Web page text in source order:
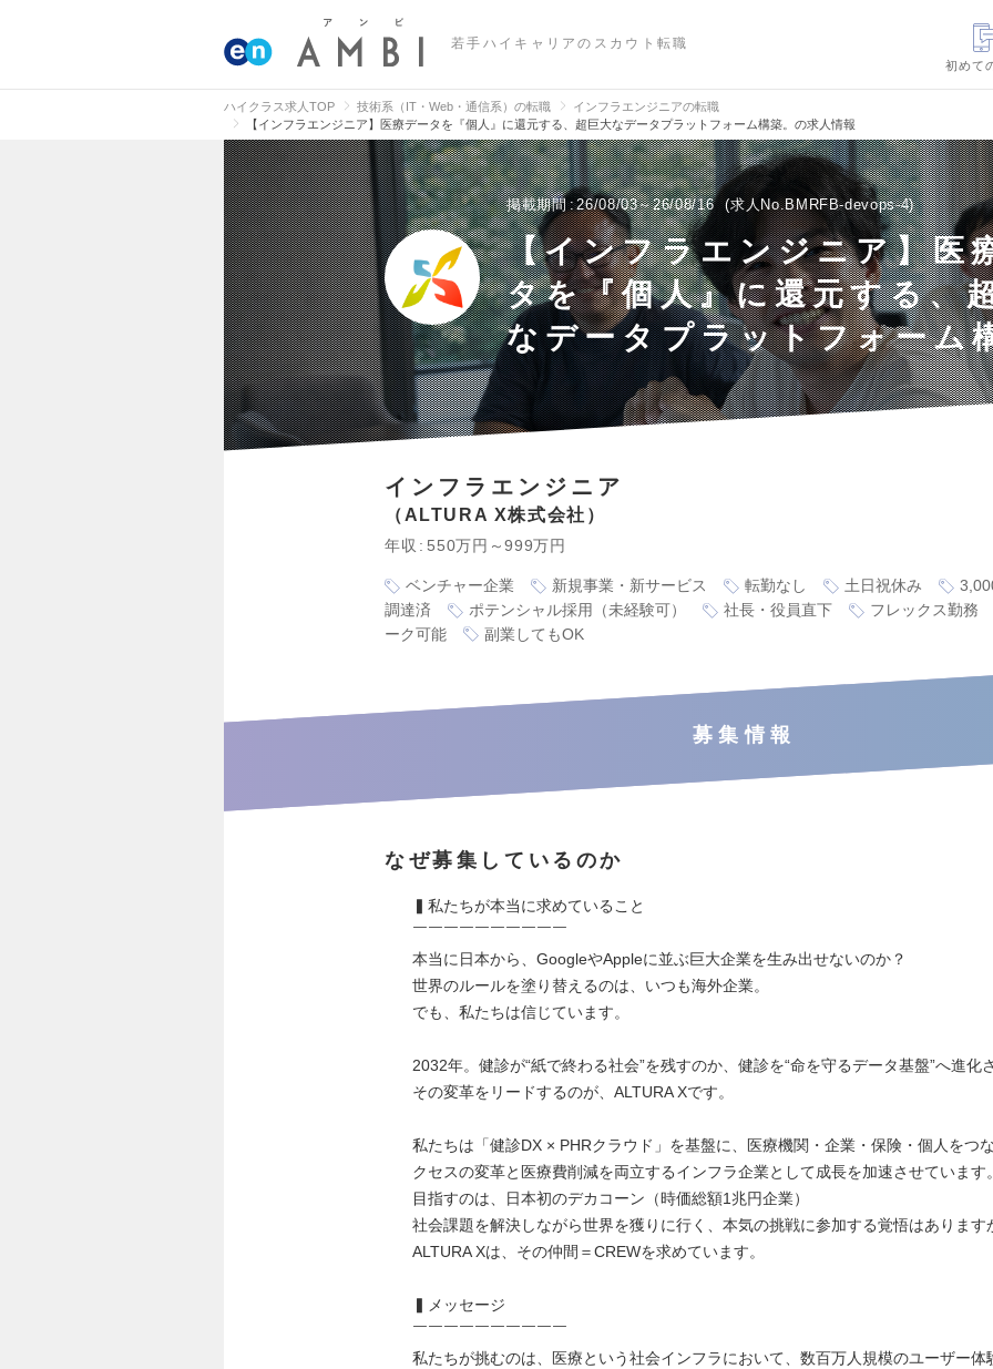
若手ハイキャリアのスカウト転職
初めて
ハイクラス求人TOP 技術系（IT・Web・通信系）の転職
インフラエンジニアの転職
【インフラエンジニア】医療データを『個人』に還元する、超巨大なデータプラットフォーム構築。の求人情報
掲載期間 26/08/03～26/08/16 求人No.BMRFB-devops-4
【インフラエンジニア】医
タを『個人』に還元する、
なデータプラットフォーム
インフラエンジニア
ALTURA X株式会社
年収 550万円～999万円
ベンチャー企業 新規事業・新サービス 転勤なし 土日祝休み
調達済
ポテンシャル採用（未経験可） 社長・役員直下
フレックス勤務
ーク可能
副業してもOK
募集情報
なぜ募集しているのか
▍私たちが本当に求めていること
￣￣￣￣￣￣￣￣￣￣
本当に日本から、GoogleやAppleに並ぶ巨大企業を生み出せないのか？
世界のルールを塗り替えるのは、いつも海外企業。
でも、私たちは信じています。
2032年。健診が“紙で終わる社会”を残すのか、健診を“命を守るデータ基盤”へ進化
その変革をリードするのが、ALTURA Xです。
私たちは「健診DX × PHRクラウド」を基盤に、医療機関・企業・保険・個人をつ
クセスの変革と医療費削減を両立するインフラ企業として成長を加速させています
目指すのは、日本初のデカコーン（時価総額1兆円企業）
社会課題を解決しながら世界を獲りに行く、本気の挑戦に参加する覚悟はあります
ALTURA Xは、その仲間＝CREWを求めています。
▍メッセージ
￣￣￣￣￣￣￣￣￣￣
私たちが挑むのは、医療という社会インフラにおいて、数百万人規模のユーザー体